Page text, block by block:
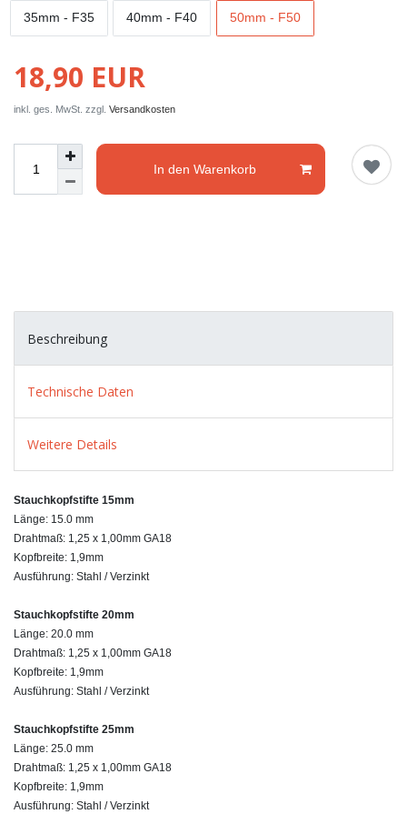
35mm - F35 40mm - F40 50mm - F50
18,90 EUR
inkl. ges. MwSt. zzgl. Versandkosten
In den Warenkorb
Beschreibung
Technische Daten
Weitere Details
Stauchkopfstifte 15mm
Länge: 15.0 mm
Drahtmaß: 1,25 x 1,00mm GA18
Kopfbreite: 1,9mm
Ausführung: Stahl / Verzinkt
Stauchkopfstifte 20mm
Länge: 20.0 mm
Drahtmaß: 1,25 x 1,00mm GA18
Kopfbreite: 1,9mm
Ausführung: Stahl / Verzinkt
Stauchkopfstifte 25mm
Länge: 25.0 mm
Drahtmaß: 1,25 x 1,00mm GA18
Kopfbreite: 1,9mm
Ausführung: Stahl / Verzinkt